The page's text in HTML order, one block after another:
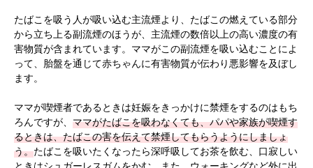
たばこを吸う人が吸い込む主流煙より、たばこの燃えている部分
から立ち上る副流煙のほうが、主流煙の数倍以上の高い濃度の有
害物質が含まれています。ママがこの副流煙を吸い込むことによ
って、胎盤を通じて赤ちゃんに有害物質が伝わり悪影響を及ぼし
ます。
ママが喫煙者であるときは妊娠をきっかけに禁煙をするのはもち
ろんですが、 ママがたばこを吸わなくても、パパや家族が喫煙す
るときは、たばこの害を伝えて禁煙してもらうようにしましょ
う。たばこを吸いたくなったら深呼吸してお茶を飲む、口寂しい
ときはシュガーレスガムをかむ、また、ウォーキングなど外に出